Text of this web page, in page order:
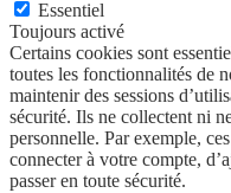
Essentiel
Toujours activé
Certains cookies sont
toutes les fonctionnalités de
maintenir des sessions
sécurité. Ils ne collectent ni
personnelle. Par exemple,
connecter à votre compte,
passer en toute sécurité.